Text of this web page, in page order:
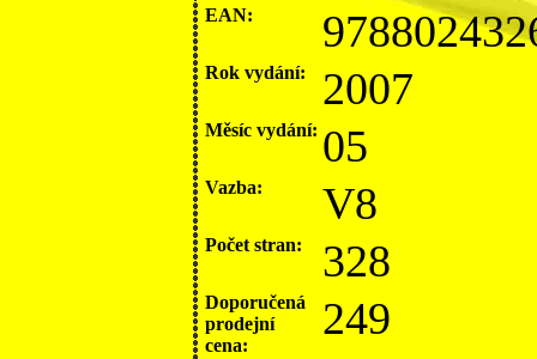
EAN:
Rok vydání: 2007
Měsíc vydání: 05
Vazba: V8
Počet stran: 328
Doporučená
prodejní
cena:
249